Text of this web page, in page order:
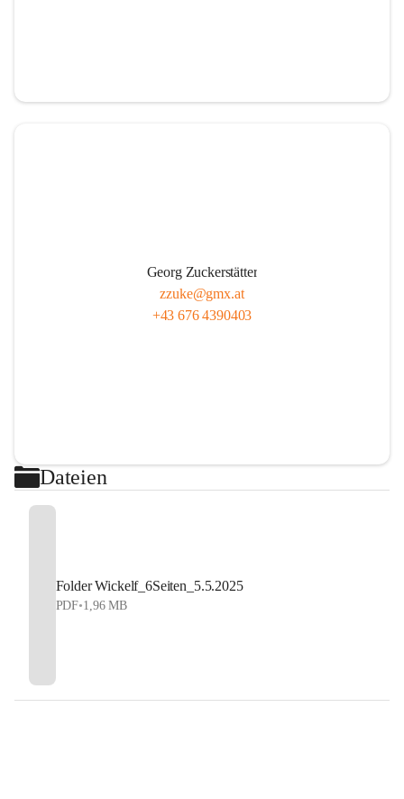
Georg Zuckerstätter
zzuke@gmx.at
+43 676 4390403
Dateien
Folder Wickelf_6Seiten_5.5.2025
PDF•1,96 MB